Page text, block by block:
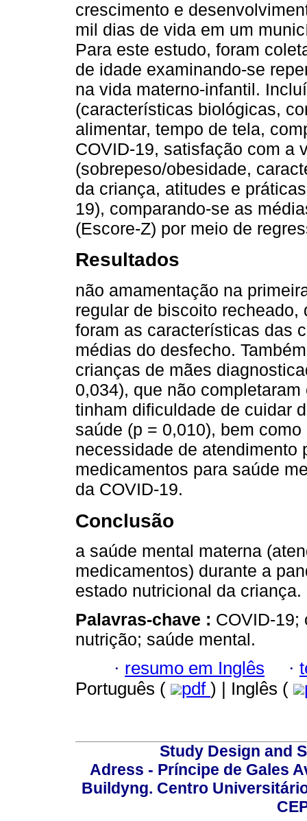
crescimento e
mil dias de vida em um
Para este estudo, foram
de idade examinando-se
na vida materno-infantil.
(características biológicas,
alimentar, tempo de tela,
COVID-19, satisfação com a
(sobrepeso/obesidade,
da criança, atitudes e
19), comparando-se as
(Escore-Z) por meio de
Resultados
não amamentação na
regular de biscoito
foram as características das
médias do desfecho.
crianças de mães
0,034), que não
tinham dificuldade de cuidar
saúde (p = 0,010), bem
necessidade de atendimento
medicamentos para saúde
da COVID-19.
Conclusão
a saúde mental materna
medicamentos) durante a
estado nutricional da criança.
Palavras-chave : COVID-19;
nutrição; saúde mental.
· resumo em Inglês ·
Português (
pdf ) | Inglês (
Study Design and
Adress - Príncipe de Gales
Buildyng. Centro